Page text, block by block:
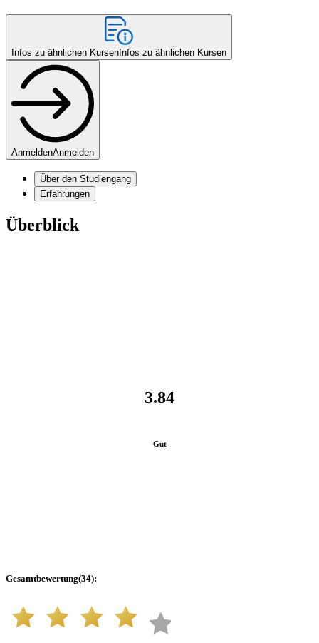
Infos zu ähnlichen Kursen Infos zu ähnlichen Kursen
AnmeldenAnmelden
Über den Studiengang
Erfahrungen
Überblick
3.84
Gut
Gesamtbewertung(34):